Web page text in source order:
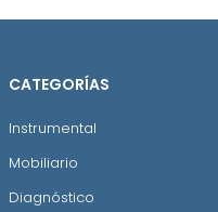
CATEGORÍAS
Instrumental
Mobiliario
Diagnóstico